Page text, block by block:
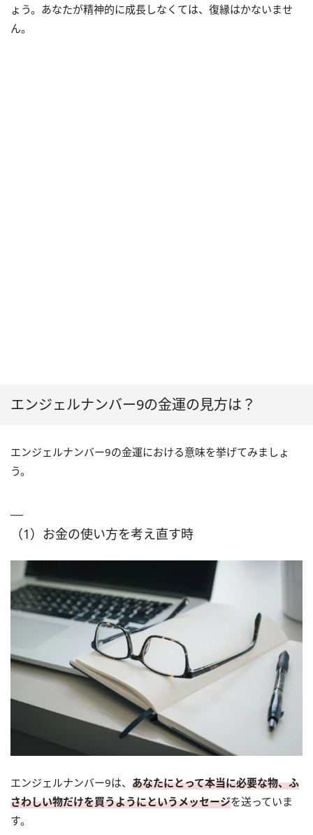
ょう。あなたが精神的に成長しなくては、復縁はかないませ
ん。
エンジェルナンバー9の金運の見方は？
エンジェルナンバー9の金運における意味を挙げてみましょ
う。
（1）お金の使い方を考え直す時
エンジェルナンバー9は、 あなたにとって本当に必要な物、ふ
さわしい物だけを買うようにというメッセージを送っていま
す。